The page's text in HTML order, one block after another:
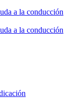
a la conducción
a la conducción